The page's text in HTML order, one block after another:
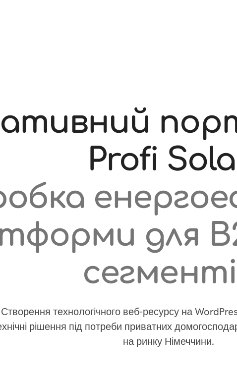
Profi
для
Створення технологічного веб-ресурсу на
рішення під потреби приватних
на ринку Німеччини.